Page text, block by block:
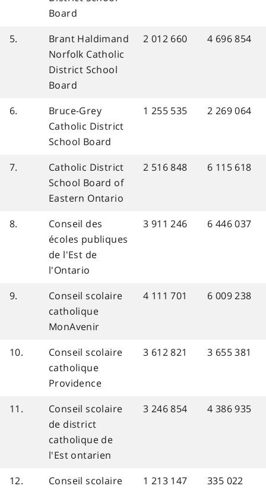
Board
5.
Brant Haldimand
Norfolk Catholic
District School
Board
2 012 660 4 696 854
6.
Bruce-Grey
Catholic District
School Board
1 255 535 2 269 064
7.
Catholic District
School Board of
Eastern Ontario
2 516 848 6 115 618
8.
Conseil des
écoles publiques
de l'Est de
l'Ontario
3 911 246 6 446 037
9.
Conseil scolaire
catholique
MonAvenir
4 111 701 6 009 238
10.
Conseil scolaire
catholique
Providence
3 612 821 3 655 381
11.
Conseil scolaire
de district
catholique de
l'Est ontarien
3 246 854 4 386 935
12.
Conseil scolaire
1 213 147 335 022